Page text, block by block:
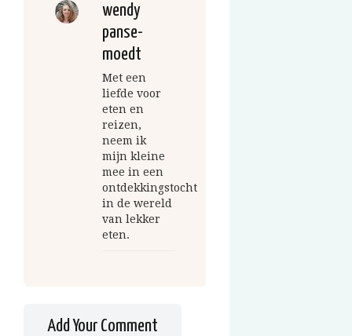
wendy
panse-
moedt
Met een
liefde voor
eten en
reizen,
neem ik
mijn kleine
mee in een
ontdekkingstocht
in de wereld
van lekker
eten.
Add Your Comment